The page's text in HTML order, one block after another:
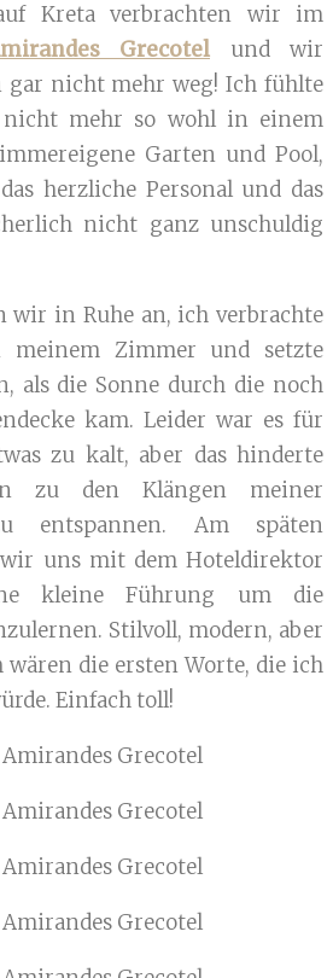
Kreta verbrachten wir im
Grecotel und wir
gar nicht mehr weg! Ich fühlte
mehr so wohl in einem
Garten und Pool,
herzliche Personal und das
nicht ganz unschuldig
wir in Ruhe an, ich verbrachte
meinem Zimmer und setzte
als die Sonne durch die noch
kam. Leider war es für
zu kalt, aber das hinderte
zu den Klängen meiner
entspannen. Am späten
uns mit dem Hoteldirektor
kleine Führung um die
Stilvoll, modern, aber
die ersten Worte, die ich
Einfach toll!